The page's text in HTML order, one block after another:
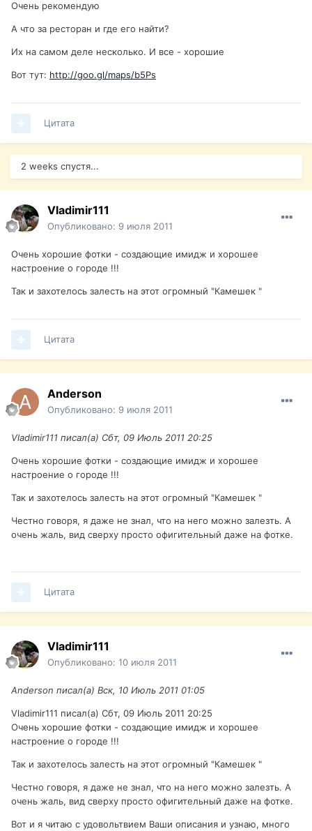
Очень рекомендую
А что за ресторан и где его найти?
Их на самом деле несколько. И все - хорошие
Вот тут: http://goo.gl/maps/b5Ps
Цитата
2 weeks спустя...
Vladimir111
Опубликовано: 9 июля 2011
Очень хорошие фотки - создающие имидж и хорошее
настроение о городе !!!
Так и захотелось залесть на этот огромный "Камешек "
Цитата
Anderson
Опубликовано: 9 июля 2011
Vladimir111 писал(а) Сбт, 09 Июль 2011 20:25
Очень хорошие фотки - создающие имидж и хорошее
настроение о городе !!!
Так и захотелось залесть на этот огромный "Камешек "
Честно говоря, я даже не знал, что на него можно залезть. А
очень жаль, вид сверху просто офигительный даже на фотке.
Цитата
Vladimir111
Опубликовано: 10 июля 2011
Anderson писал(а) Вск, 10 Июль 2011 01:05
Vladimir111 писал(а) Сбт, 09 Июль 2011 20:25
Очень хорошие фотки - создающие имидж и хорошее
настроение о городе !!!
Так и захотелось залесть на этот огромный "Камешек "
Честно говоря, я даже не знал, что на него можно залезть. А
очень жаль, вид сверху просто офигительный даже на фотке.
Вот и я читаю с удовольтвием Ваши описания и узнаю, много